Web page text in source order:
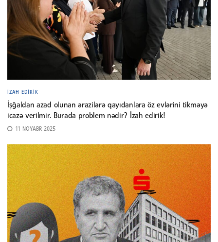
İZAH EDIRIK
İşğaldan azad olunan ərazilərə qayıdanlara öz evlərini tikməyə
icazə verilmir. Burada problem nədir? İzah edirik!
11 NOYABR 2025